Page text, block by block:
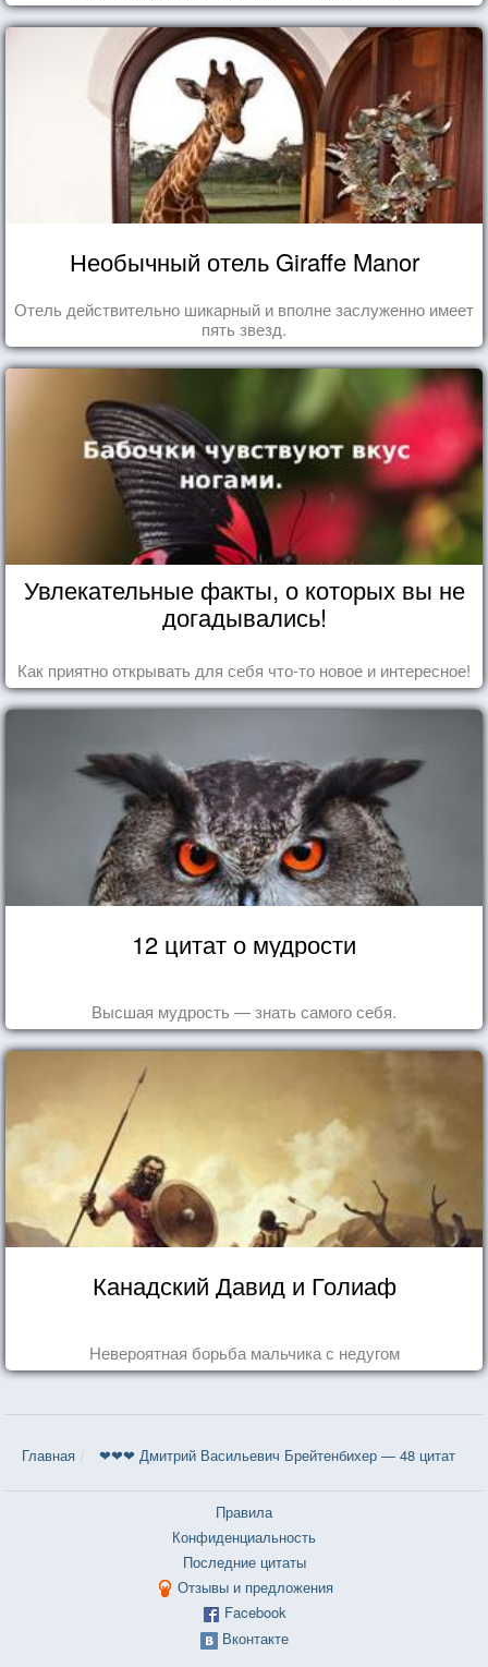
Необычный отель Giraffe Manor
Отель действительно шикарный и вполне заслуженно имеет
пять звезд.
Увлекательные факты, о которых вы не
догадывались!
Как приятно открывать для себя что-то новое и интересное!
12 цитат о мудрости
Высшая мудрость — знать самого себя.
Канадский Давид и Голиаф
Невероятная борьба мальчика с недугом
Главная ❤❤❤ Дмитрий Васильевич Брейтенбихер — 48 цитат
Правила
Конфиденциальность
Последние цитаты
Отзывы и предложения
Facebook
Вконтакте